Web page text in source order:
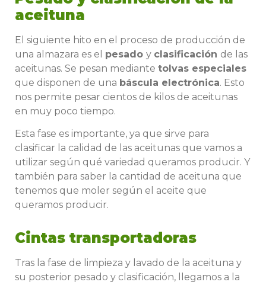
aceituna
El siguiente hito en el proceso de producción de
una almazara es el pesado y clasificación de las
aceitunas. Se pesan mediante tolvas especiales
que disponen de una báscula electrónica. Esto
nos permite pesar cientos de kilos de aceitunas
en muy poco tiempo.
Esta fase es importante, ya que sirve para
clasificar la calidad de las aceitunas que vamos a
utilizar según qué variedad queramos producir. Y
también para saber la cantidad de aceituna que
tenemos que moler según el aceite que
queramos producir.
Cintas transportadoras
Tras la fase de limpieza y lavado de la aceituna y
su posterior pesado y clasificación, llegamos a la